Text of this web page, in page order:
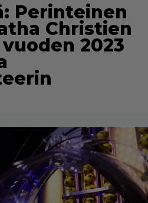
Perinteinen
Christien
2023